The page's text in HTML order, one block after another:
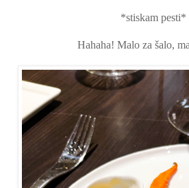
*stiskam pesti*
Hahaha! Malo za šalo,